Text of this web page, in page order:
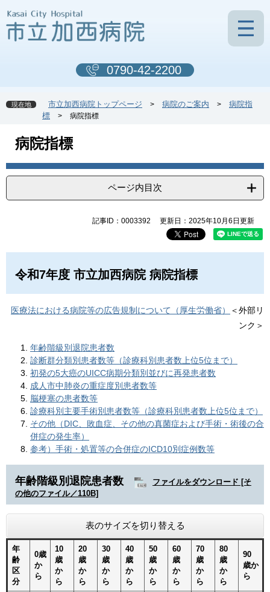
ー
ジ
。
ニ
ュ
て
0790-42-2200
現在地 市立加西病院トップページ > 病院のご案内 >
病院指
標
> 病院指標
病院指標
ページ内目次
記事ID：0003392 更新日：2025年10月6日更新
令和7年度 市立加西病院 病院指標
医療法における病院等の広告規制について（厚生労働省）
＜外部リ
ンク＞
年齢階級別退院患者数
診断群分類別患者数等（診療科別患者数上位5位まで）
初発の5大癌のUICC病期分類別並びに再発患者数
成人市中肺炎の重症度別患者数等
脳梗塞の患者数等
診療科別主要手術別患者数等（診療科別患者数上位5位まで）
その他（DIC、敗血症、その他の真菌症および手術・術後の合
併症の発生率）
参考）手術・処置等の合併症のICD10別症例数等
年齢階級別退院患者数
ファイルをダウンロード [そ
の他のファイル／110B]
表のサイズを切り替える
年
齢
区
分
0歳
か
ら
10
歳
か
ら
20
歳
か
ら
30
歳
か
ら
40
歳
か
ら
50
歳
か
ら
60
歳
か
ら
70
歳
か
ら
80
歳
か
ら
90
歳か
ら